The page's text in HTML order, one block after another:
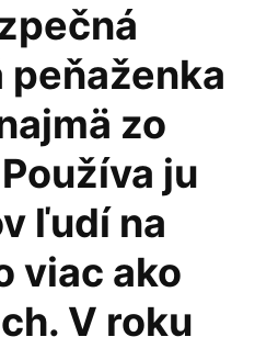
zo
ju
ľudí na
viac ako
V roku